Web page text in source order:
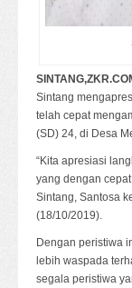
Sintang
telah cepat
(SD) 24, di Desa
“Kita apresiasi
yang dengan
Sintang, Santosa
(18/10/2019).
Dengan peristiwa
lebih waspada
segala peristiwa